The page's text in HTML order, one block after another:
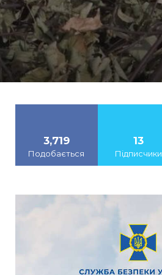
3,719
Подобається
13
Підписчики